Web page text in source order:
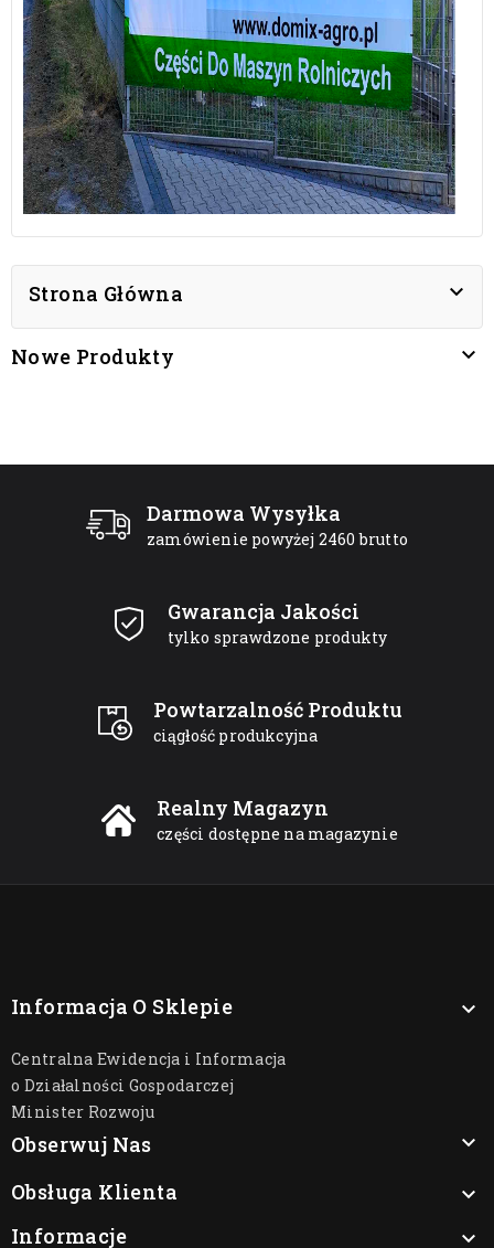
Strona Główna 
Nowe Produkty 
Darmowa Wysyłka
zamówienie powyżej 2460 brutto
Gwarancja Jakości
tylko sprawdzone produkty
Powtarzalność Produktu
ciągłość produkcyjna
Realny Magazyn
części dostępne na magazynie
Informacja O Sklepie 
Centralna Ewidencja i Informacja
o Działalności Gospodarczej
Minister Rozwoju
Obserwuj Nas

Obsługa Klienta

Informacje
